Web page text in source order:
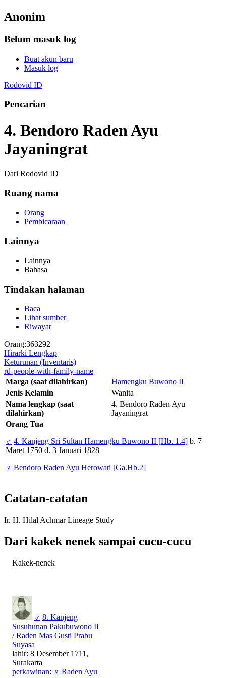
Anonim
Belum masuk log
Buat akun baru
Masuk log
Rodovid ID
Pencarian
4. Bendoro Raden Ayu
Jayaningrat
Dari Rodovid ID
Ruang nama
Orang
Pembicaraan
Lainnya
Lainnya
Bahasa
Tindakan halaman
Baca
Lihat sumber
Riwayat
Orang:363292
Hirarki Lengkap
Keturunan (Inventaris)
rd-people-with-family-name
Marga (saat dilahirkan)
Hamengku Buwono II
Jenis Kelamin
Wanita
Nama lengkap (saat
dilahirkan)
4. Bendoro Raden Ayu
Jayaningrat
Orang Tua
♂ 4. Kanjeng Sri Sultan Hamengku Buwono II [Hb. 1.4] b. 7
Maret 1750 d. 3 Januari 1828
♀ Bendoro Raden Ayu Herowati [Ga.Hb.2]
Catatan-catatan
Ir. H. Hilal Achmar Lineage Study
Dari kakek nenek sampai cucu-cucu
Kakek-nenek
♂ 8. Kanjeng
Susuhunan Pakubuwono II
/ Raden Mas Gusti Prabu
Suyasa
lahir: 8 Desember 1711,
Surakarta
perkawinan: ♀ Raden Ayu